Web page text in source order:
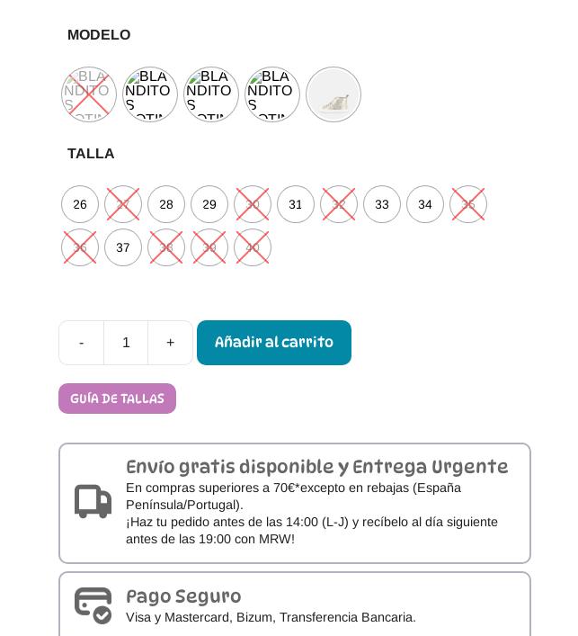
MODELO
TALLA
26 27 28 29 30 31 32 33 34 35
36 37 38 39 40
-
Botines
Respetuosos
Blanditos
by
Crio's
cantidad
+ Añadir al carrito
GUÍA DE TALLAS
Envío gratis disponible y Entrega Urgente
En compras superiores a 70€*excepto en rebajas (España
Península/Portugal).
¡Haz tu pedido antes de las 14:00 (L-J) y recíbelo al día siguiente
antes de las 19:00 con MRW!
Pago Seguro
Visa y Mastercard, Bizum, Transferencia Bancaria.